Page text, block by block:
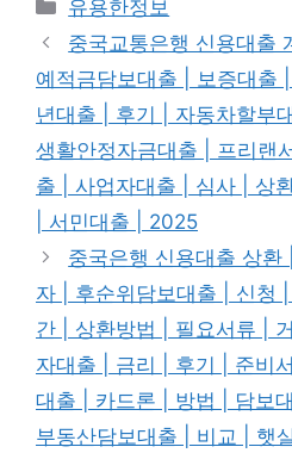
테
리
유용한정보
중국교통은행 신용대출
예적금담보대출 | 보증대출
년대출 | 후기 | 자동차할부
생활안정자금대출 | 프리랜
출 | 사업자대출 | 심사 | 상
| 서민대출 | 2025
중국은행 신용대출 상환
자 | 후순위담보대출 | 신청
간 | 상환방법 | 필요서류 |
자대출 | 금리 | 후기 | 준비
대출 | 카드론 | 방법 | 담보
부동산담보대출 | 비교 | 햇